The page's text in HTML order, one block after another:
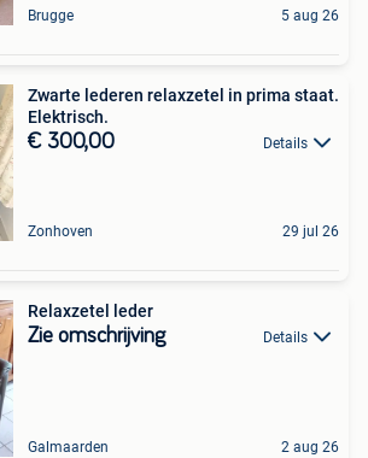
Brugge 5 aug 26
Zwarte lederen relaxzetel in prima staat.
Elektrisch.
€ 300,00 Details
Zonhoven 29 jul 26
Relaxzetel leder
Zie omschrijving Details
Galmaarden 2 aug 26